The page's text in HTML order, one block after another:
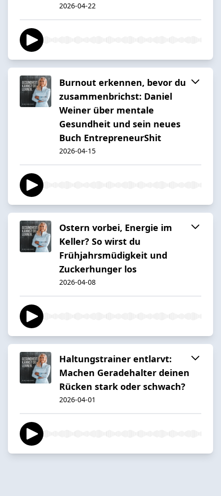
2026-04-22
Burnout erkennen, bevor du
zusammenbrichst: Daniel
Weiner über mentale
Gesundheit und sein neues
Buch EntrepreneurShit
2026-04-15
Ostern vorbei, Energie im
Keller? So wirst du
Frühjahrsmüdigkeit und
Zuckerhunger los
2026-04-08
Haltungstrainer entlarvt:
Machen Geradehalter deinen
Rücken stark oder schwach?
2026-04-01